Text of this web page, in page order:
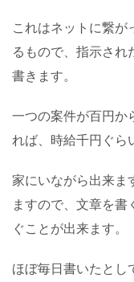
これはネットに繋が
るもので、指示され
書きます。
一つの案件が百円か
れば、時給千円ぐら
家にいながら出来ま
ますので、文章を書
ぐことが出来ます。
ほぼ毎日書いたとし